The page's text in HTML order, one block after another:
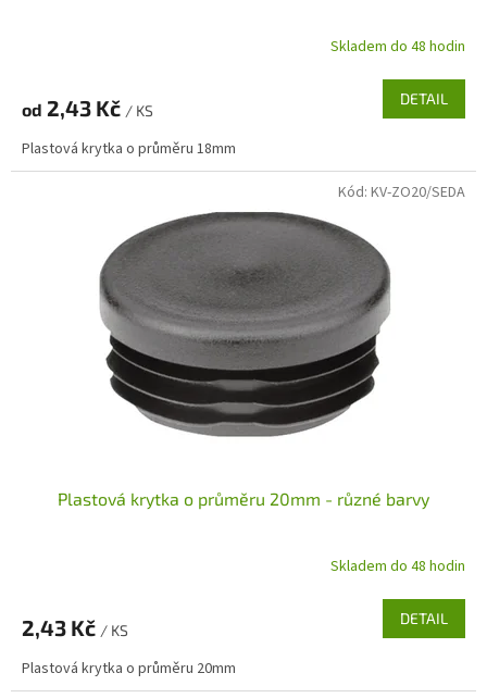
Skladem do 48 hodin
od 2,43 Kč / KS
DETAIL
Plastová krytka o průměru 18mm
Plastová krytka o průměru 20mm - různé barvy
Skladem do 48 hodin
2,43 Kč / KS
DETAIL
Plastová krytka o průměru 20mm
Kód: KV-ZO20/SEDA